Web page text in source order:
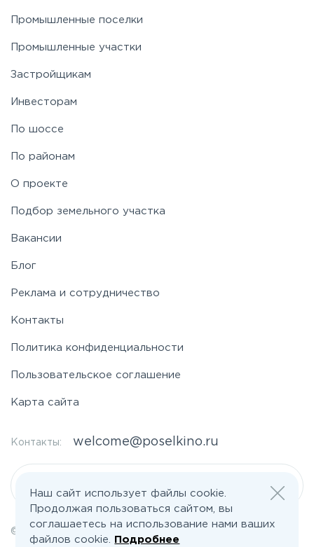
Промышленные поселки
Промышленные участки
Застройщикам
Инвесторам
По шоссе
По районам
О проекте
Подбор земельного участка
Вакансии
Блог
Реклама и сотрудничество
Контакты
Политика конфиденциальности
Пользовательское соглашение
Карта сайта
Контакты: welcome@poselkino.ru
© 2026 Все права защищены | poselkino.ru
ИП Маслов Дмитрий Валерьевич
Наш сайт использует файлы cookie.
Продолжая пользоваться сайтом, вы
соглашаетесь на использование нами ваших
файлов cookie.
Подробнее